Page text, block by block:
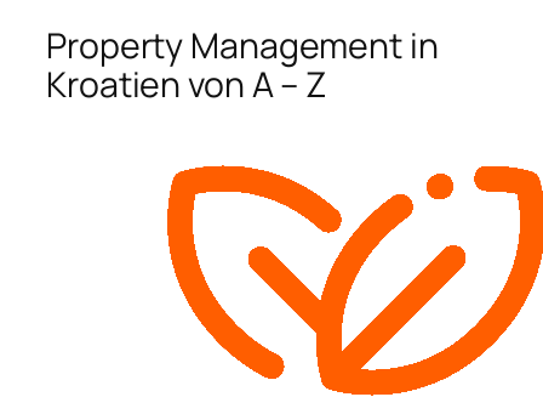
Property Management in
Kroatien von A – Z